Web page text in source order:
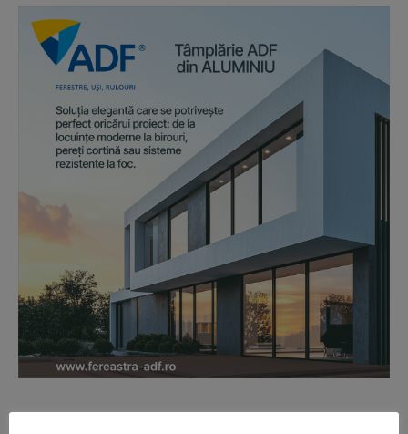
News Week
Magazine PRO